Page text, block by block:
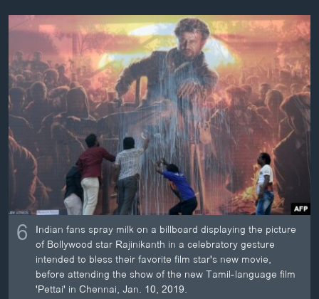
ພາສາຕ່າງໆ
6 Indian fans spray milk on a billboard displaying the picture
of Bollywood star Rajinikanth in a celebratory gesture
intended to bless their favorite film star's new movie,
before attending the show of the new Tamil-language film
'Pettai' in Chennai, Jan. 10, 2019.